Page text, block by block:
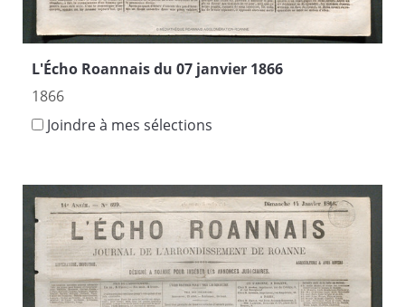
L'Écho Roannais du 07 janvier 1866
1866
Joindre à mes sélections